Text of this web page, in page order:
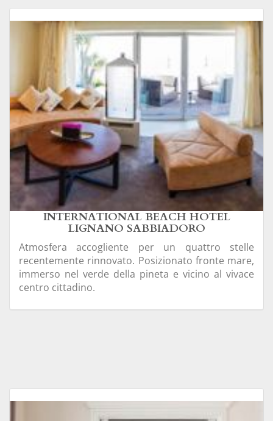
INTERNATIONAL BEACH HOTEL
LIGNANO SABBIADORO
Atmosfera accogliente per un quattro stelle
recentemente rinnovato. Posizionato fronte mare,
immerso nel verde della pineta e vicino al vivace
centro cittadino.